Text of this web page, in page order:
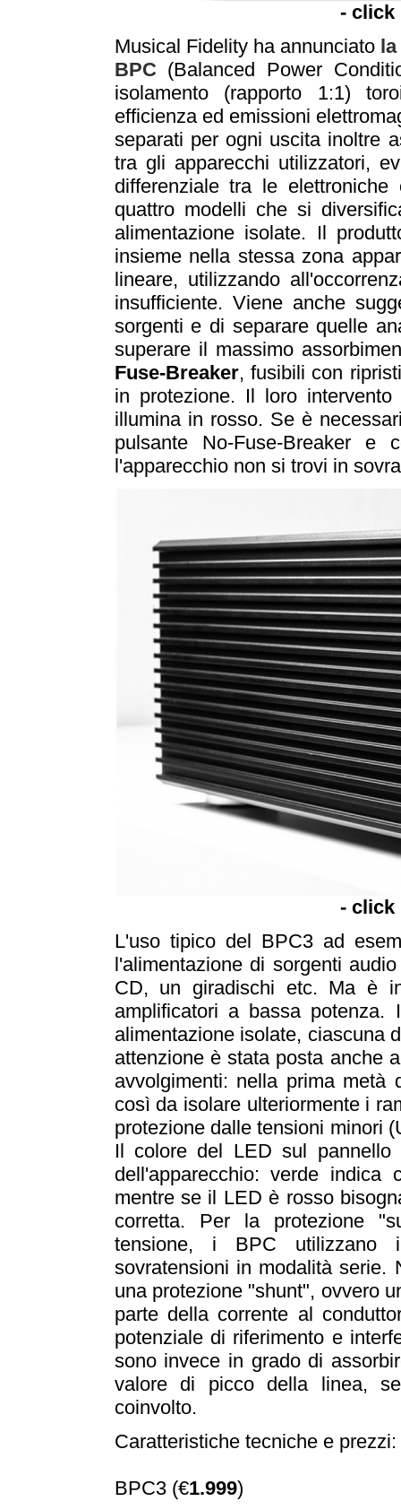
- click
Musical Fidelity ha annunciato
BPC (Balanced Power
isolamento (rapporto 1:1)
efficienza ed emissioni
separati per ogni uscita inoltre
tra gli apparecchi utilizzatori,
differenziale tra le
quattro modelli che si
alimentazione isolate. Il
insieme nella stessa zona
lineare, utilizzando
insufficiente. Viene anche
sorgenti e di separare quelle
superare il massimo
Fuse-Breaker, fusibili con
in protezione. Il loro
illumina in rosso. Se è
pulsante No-Fuse-Breaker e
l'apparecchio non si trovi in
- click
L'uso tipico del BPC3 ad
l'alimentazione di sorgenti
CD, un giradischi etc. Ma è
amplificatori a bassa
alimentazione isolate, ciascuna
attenzione è stata posta anche
avvolgimenti: nella prima metà
così da isolare ulteriormente i
protezione dalle tensioni minori
Il colore del LED sul pannello
dell'apparecchio: verde
mentre se il LED è rosso
corretta. Per la protezione
tensione, i BPC utilizzano
sovratensioni in modalità
una protezione "shunt", ovvero
parte della corrente al
potenziale di riferimento e
sono invece in grado di
valore di picco della linea,
coinvolto.
Caratteristiche tecniche e prezzi:
BPC3 (€1.999)